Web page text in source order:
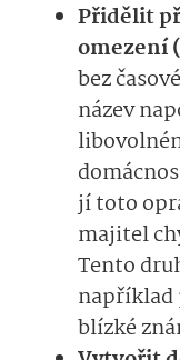
Přidělit
omezení
bez
název
jí toto
majitel
Tento
například
blízké